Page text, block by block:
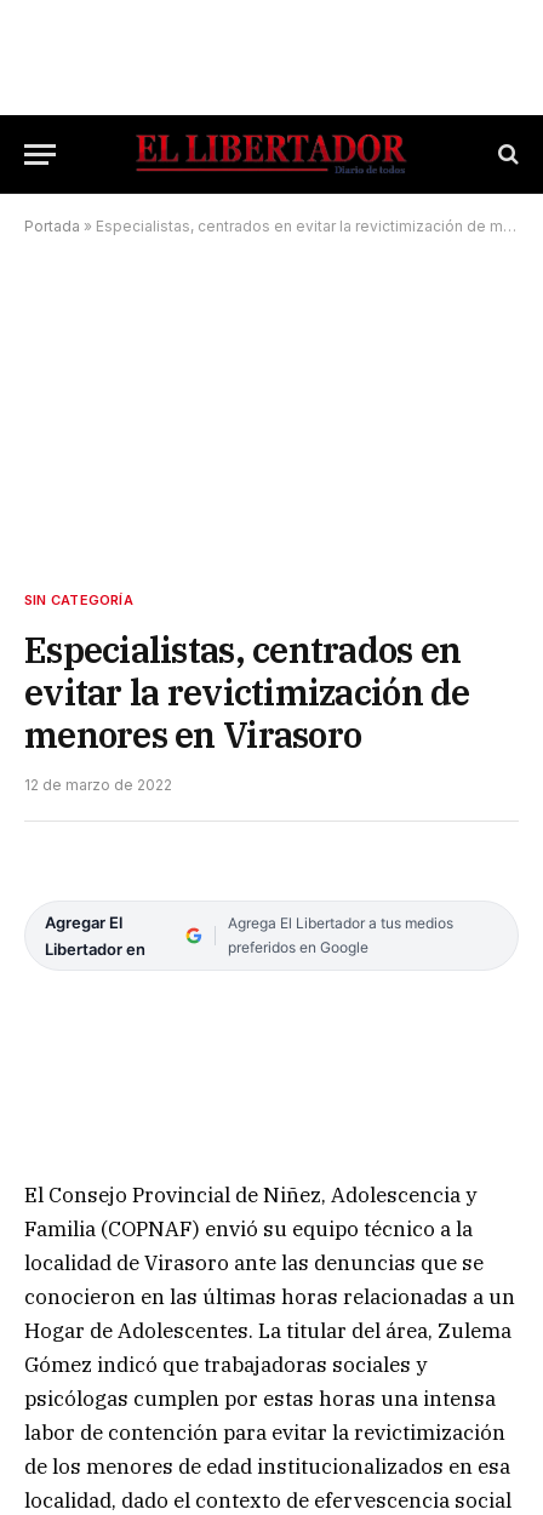
Portada » Especialistas, centrados en evitar la revictimización de menores en Virasoro
SIN CATEGORÍA
Especialistas, centrados en
evitar la revictimización de
menores en Virasoro
12 de marzo de 2022
Agregar El
Libertador en
Agrega El Libertador a tus medios
preferidos en Google
El Consejo Provincial de Niñez, Adolescencia y
Familia (COPNAF) envió su equipo técnico a la
localidad de Virasoro ante las denuncias que se
conocieron en las últimas horas relacionadas a un
Hogar de Adolescentes. La titular del área, Zulema
Gómez indicó que trabajadoras sociales y
psicólogas cumplen por estas horas una intensa
labor de contención para evitar la revictimización
de los menores de edad institucionalizados en esa
localidad, dado el contexto de efervescencia social